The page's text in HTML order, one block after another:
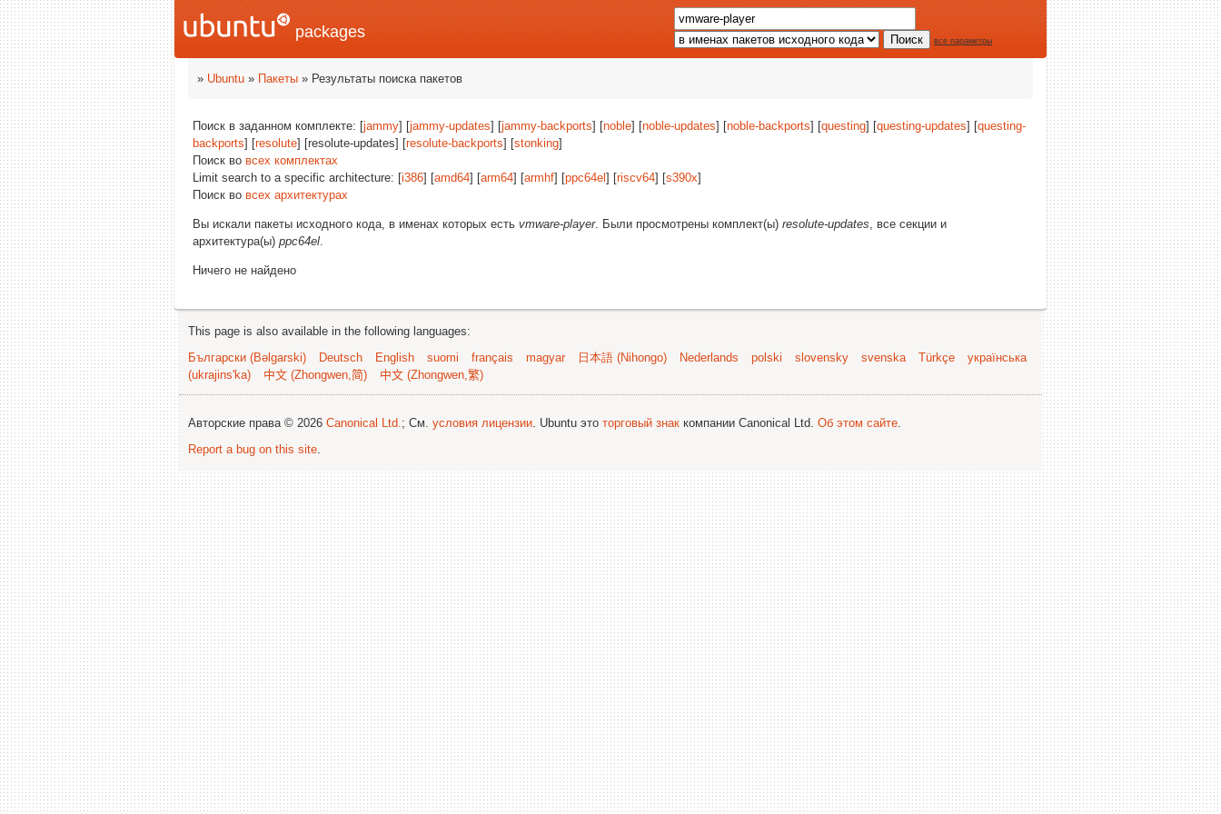
packages все параметры
» Ubuntu » Пакеты » Результаты поиска пакетов
Поиск в заданном комплекте: [jammy] [jammy-updates] [jammy-backports] [noble] [noble-updates] [noble-backports] [questing] [questing-updates] [questing-
backports] [resolute] [resolute-updates] [resolute-backports] [stonking]
Поиск во всех комплектах
Limit search to a specific architecture: [i386] [amd64] [arm64] [armhf] [ppc64el ] [riscv64] [s390x]
Поиск во всех архитектурах
Вы искали пакеты исходного кода, в именах которых есть vmware-player. Были просмотрены комплект(ы) resolute-updates, все секции и
архитектура(ы) ppc64el.
Ничего не найдено
This page is also available in the following languages:
Български (Bəlgarski)
Deutsch English suomi français magyar 日本語 (Nihongo) Nederlands polski slovensky svenska Türkçe
українська
(ukrajins'ka)
中文 (Zhongwen,简) 中文 (Zhongwen,繁)
Авторские права © 2026 Canonical Ltd.; См. условия лицензии. Ubuntu это торговый знак компании Canonical Ltd. Об этом сайте.
Report a bug on this site.